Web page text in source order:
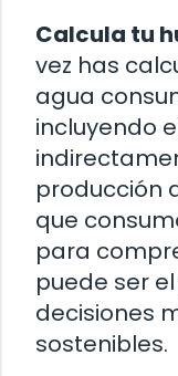
Calcula tu
vez has
agua
incluyendo
producción
que
para
puede ser
decisiones
sostenibles.